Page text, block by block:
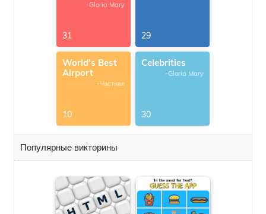
-Gloria Mary
31 29
World's Best
Airport
-Частная
10
Celebrities
-Gloria Mary
30
Популярные викторины